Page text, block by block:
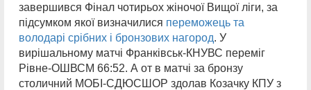
завершився Фінал чотирьох жіночої Вищої ліги, за
підсумком якої визначилися переможець та
володарі срібних і бронзових нагород. У
вирішальному матчі Франківськ-КНУВС переміг
Рівне-ОШВСМ 66:52. А от в матчі за бронзу
столичний МОБІ-СДЮСШОР здолав Козачку КПУ з